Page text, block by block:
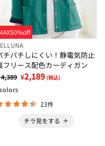
チパチしにくい！静電気防止
フリース配色カーディガン
¥2,189 (税込)
colors
23件
チラ見をする